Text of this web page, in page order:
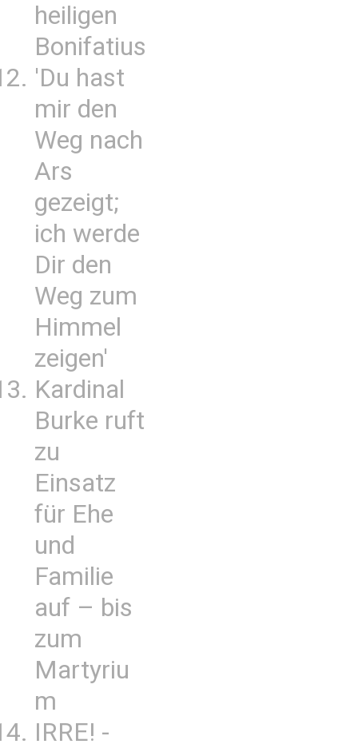
heiligen
Bonifatius
'Du hast
mir den
Weg nach
Ars
gezeigt;
ich werde
Dir den
Weg zum
Himmel
zeigen'
Kardinal
Burke ruft
zu
Einsatz
für Ehe
und
Familie
auf – bis
zum
Martyriu
m
IRRE! -